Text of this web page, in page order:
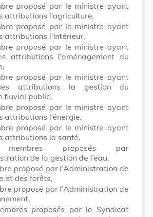
proposé par le ministre ayant
attributions l’agriculture,
proposé par le ministre ayant
attributions l’Intérieur,
proposé par le ministre ayant
attributions l’aménagement du
proposé par le ministre ayant
attributions la gestion du
fluvial public,
proposé par le ministre ayant
attributions l’énergie,
proposé par le ministre ayant
attributions la santé,
proposés par
de la gestion de l’eau,
proposé par l’Administration de
et des forêts,
proposé par l’Administration de
proposés par le Syndicat